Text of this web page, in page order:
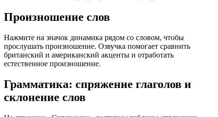
Произношение слов
Нажмите на значок динамика рядом со словом, чтобы
прослушать произношение. Озвучка помогает сравнить
британский и американский акценты и отработать
естественное произношение.
Грамматика: спряжение глаголов и
склонение слов